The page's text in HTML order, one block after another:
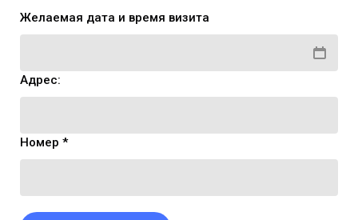
Желаемая дата и время визита
Адрес:
Номер *